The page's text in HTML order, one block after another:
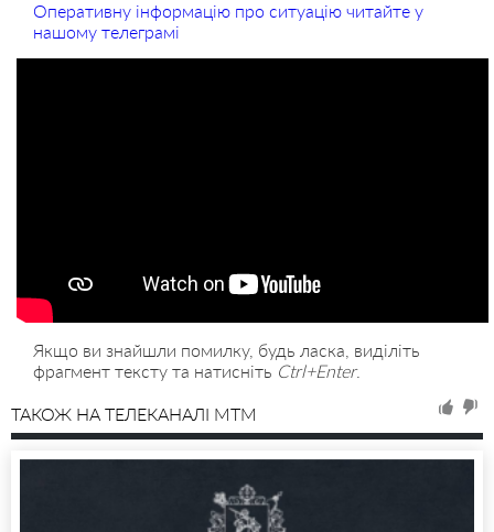
Оперативну інформацію про ситуацію читайте у
нашому телеграмі
Якщо ви знайшли помилку, будь ласка, виділіть
фрагмент тексту та натисніть Ctrl+Enter.
ТАКОЖ НА ТЕЛЕКАНАЛІ MTM